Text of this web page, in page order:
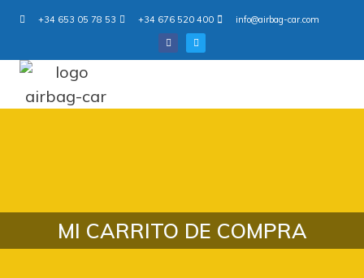
+34 653 05 78 53 +34 676 520 400 info@airbag-car.com
MI CARRITO DE COMPRA